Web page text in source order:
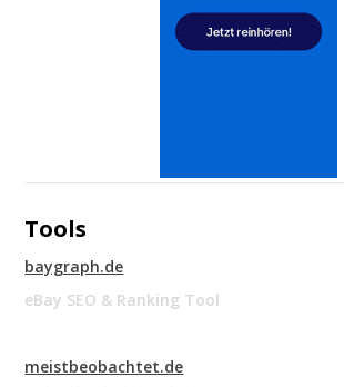
Tools
baygraph.de
eBay SEO & Ranking Tool
meistbeobachtet.de